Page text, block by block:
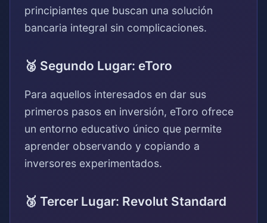
principiantes que buscan una solución
bancaria integral sin complicaciones.
🥈 Segundo Lugar: eToro
Para aquellos interesados en dar sus
primeros pasos en inversión, eToro ofrece
un entorno educativo único que permite
aprender observando y copiando a
inversores experimentados.
🥉 Tercer Lugar: Revolut Standard